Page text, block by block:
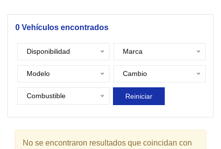
0 Vehículos encontrados
Disponibilidad Marca
Modelo Cambio
Combustible Reiniciar
No se encontraron resultados que coincidan con